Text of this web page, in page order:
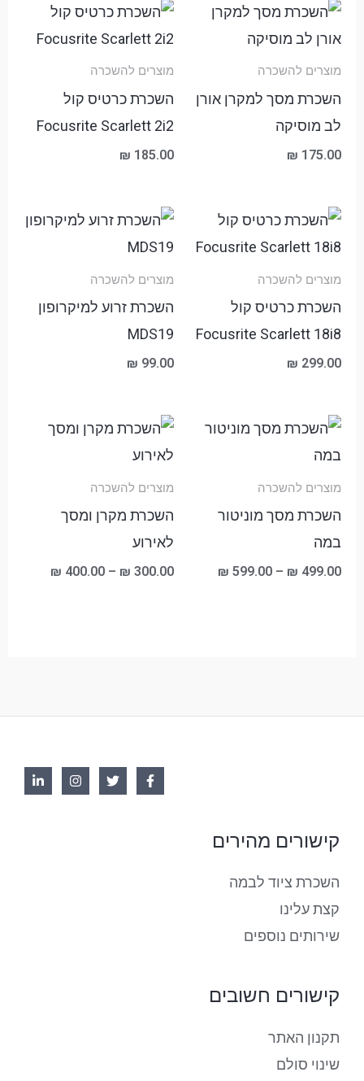
מוצרים להשכרה
השכרת מסך למקרן אורן
לב מוסיקה
₪ 175.00
מוצרים להשכרה
השכרת כרטיס קול
Focusrite Scarlett 2i2
₪ 185.00
מוצרים להשכרה
השכרת כרטיס קול
Focusrite Scarlett 18i8
₪ 299.00
מוצרים להשכרה
השכרת זרוע למיקרופון
MDS19
₪ 99.00
מוצרים להשכרה
השכרת מסך מוניטור
במה
₪ 499.00
–
₪ 599.00
טווח
⁦₪ 499.00⁩
מוצרים להשכרה
השכרת מקרן ומסך
לאירוע
₪ 300.00
–
₪ 400.00
טווח
קישורים מהירים
השכרת ציוד לבמה
קצת עלינו
שירותים נוספים
קישורים חשובים
תקנון האתר
שינוי סולם